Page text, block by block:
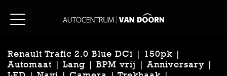
Renault Trafic 2.0 Blue DCi | 150pk |
Automaat | Lang | BPM vrij | Anniversary |